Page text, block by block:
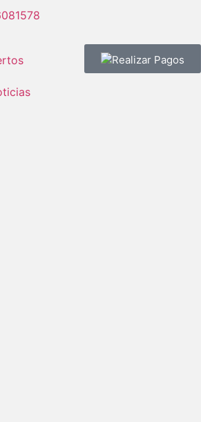
Realizar Pagos